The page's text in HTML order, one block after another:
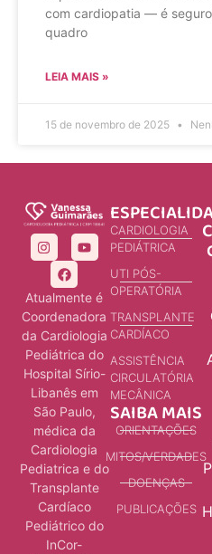
com cardiopatia — é
quadro
LEIA MAIS »
15 de novembro de 2025
Atualmente é
Coordenadora
da Cardiologia
Pediátrica do
Hospital Sírio-
Libanês em
São Paulo,
médica da
Cardiologia
Pediatrica e do
Transplante
Cardíaco
Pediátrico do
InCor-
CARDIOLOGIA
PEDIÁTRICA
UTI PÓS-
OPERATÓRIA
TRANSPLANTE
CARDÍACO
ASSISTÊNCIA
CIRCULATÓRIA
MECÂNICA
SAIBA MAIS
ORIENTAÇÕES
MITOS/VERDADES
DOENÇAS
PUBLICAÇÕES